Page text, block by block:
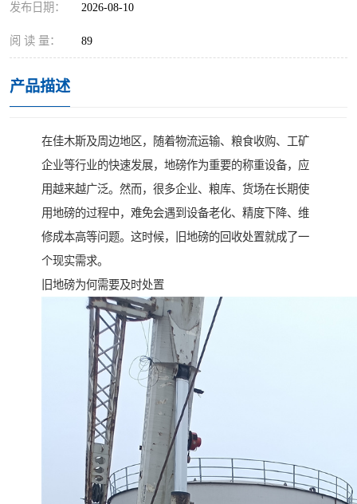
发布日期： 2026-08-10
阅 读 量： 89
产品描述
在佳木斯及周边地区，随着物流运输、粮食收购、工矿
企业等行业的快速发展，地磅作为重要的称重设备，应
用越来越广泛。然而，很多企业、粮库、货场在长期使
用地磅的过程中，难免会遇到设备老化、精度下降、维
修成本高等问题。这时候，旧地磅的回收处置就成了一
个现实需求。
旧地磅为何需要及时处置